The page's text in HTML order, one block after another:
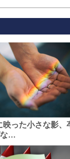
映った小さな影、
な…